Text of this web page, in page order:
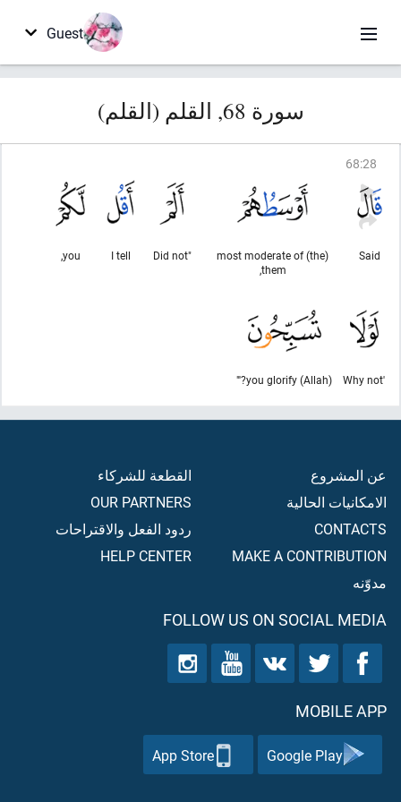
Guest
سورة 68, القلم (القلم)
68:28
Said
(the) most moderate of
them,
"Did not
I tell
you,
'Why not
you glorify (Allah)?'"
عن المشروع
الامكانيات الحالية
CONTACTS
MAKE A CONTRIBUTION
مدوّنه
القطعة للشركاء
OUR PARTNERS
ردود الفعل والاقتراحات
HELP CENTER
FOLLOW US ON SOCIAL MEDIA
MOBILE APP
Google Play
App Store